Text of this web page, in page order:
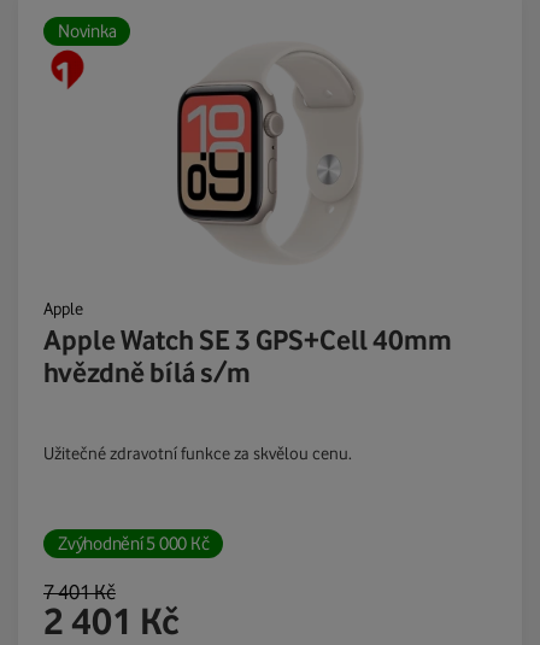
Novinka
Apple
Apple Watch SE 3 GPS+Cell 40mm
hvězdně bílá s/m
Užitečné zdravotní funkce za skvělou cenu.
Zvýhodnění5 000 Kč
7 401Kč
2 401 Kč